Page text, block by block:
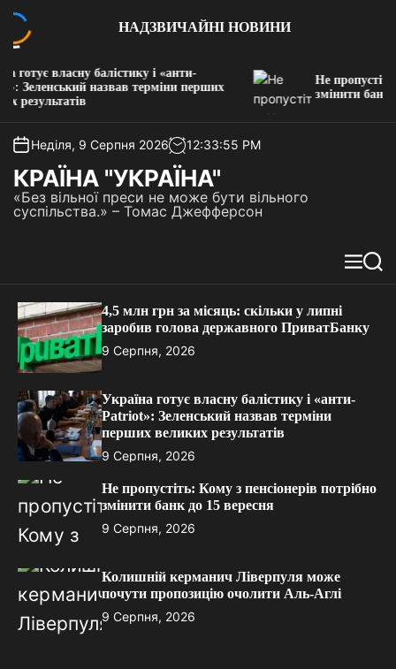
НАДЗВИЧАЙНІ НОВИНИ
власну балістику і «анти-
назвав терміни перших
Не пропустіть:
змінити банк до
Неділя, 9 Серпня 2026 12:33:55 PM
КРАЇНА "УКРАЇНА"
«Без вільної преси не може бути вільного
суспільства.» – Томас Джефферсон
МП
к
4,5 млн грн за місяць: скільки у липні
заробив голова державного ПриватБанку
9 Серпня, 2026
Україна готує власну балістику і «анти-
Pаtriot»: Зеленський назвав терміни
перших великих результатів
9 Серпня, 2026
Не пропустіть: Кому з пенсіонерів потрібно
змінити банк до 15 вересня
9 Серпня, 2026
Колишній керманич Ліверпуля може
почути пропозицію очолити Аль-Аглі
9 Серпня, 2026